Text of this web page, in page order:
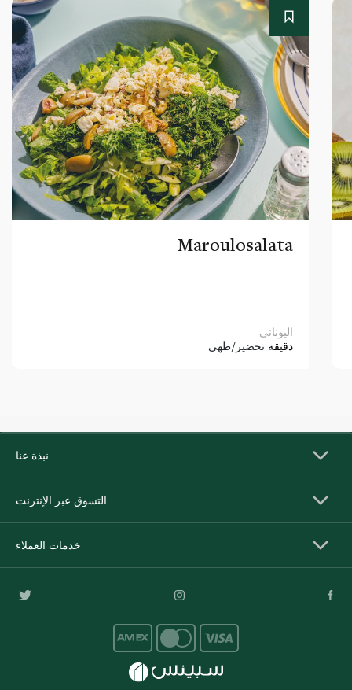
Maroulosalata
اليوناني
دقيقة تحضير/طهي
نبذة عنا
التسوق عبر الإنترنت
خدمات العملاء